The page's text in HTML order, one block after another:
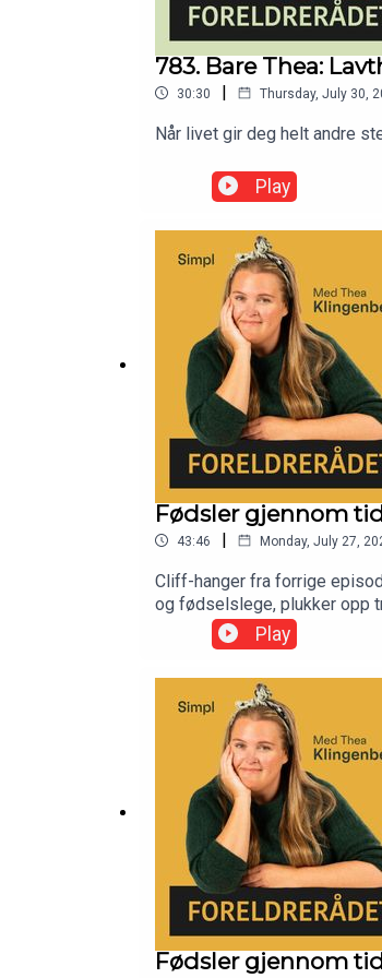
783. Bare Thea:
30:30 | Thursday, July 30,
Når livet gir deg helt andre
Play
Fødsler gjennom
43:46 | Monday, July 27,
Cliff-hanger fra forrige
og fødselslege, plukker opp
statussymbol. Keisersnitt,
skuer fremover: Hva skjer
Play
Fødsler gjennom